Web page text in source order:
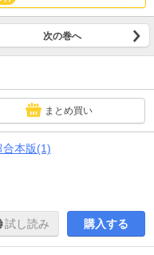
次の巻へ
まとめ買い
合本版(1)
試し読み 購入する